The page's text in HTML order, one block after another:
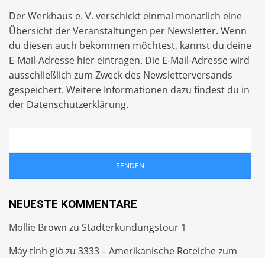
Der Werkhaus e. V. verschickt einmal monatlich eine
Übersicht der Veranstaltungen per Newsletter. Wenn
du diesen auch bekommen möchtest, kannst du deine
E-Mail-Adresse hier eintragen. Die E-Mail-Adresse wird
ausschließlich zum Zweck des Newsletterversands
gespeichert. Weitere Informationen dazu findest du in
der Datenschutzerklärung.
NEUESTE KOMMENTARE
Mollie Brown zu Stadterkundungstour 1
Máy tính giờzu 3333 – Amerikanische Roteiche zum